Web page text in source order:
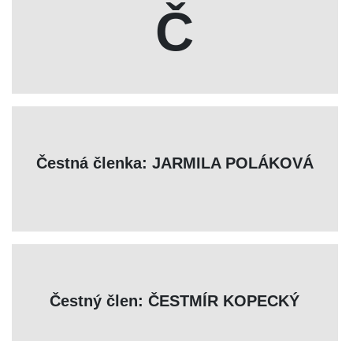
Č
Čestná členka: JARMILA POLÁKOVÁ
Čestný člen: ČESTMÍR KOPECKÝ